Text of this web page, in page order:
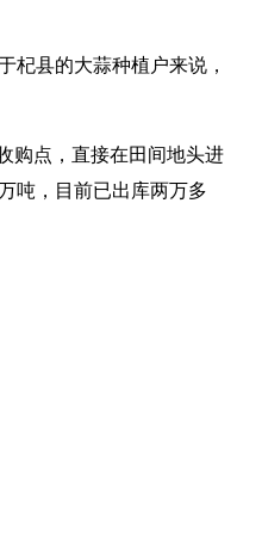
县的大蒜种植户来说，
购点，直接在田间地头进
吨，目前已出库两万多